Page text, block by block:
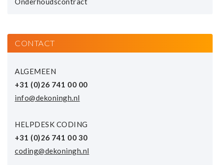
CONTACT
ALGEMEEN
+31 (0)26 741 00 00
info@dekoningh.nl
HELPDESK CODING
+31 (0)26 741 00 30
coding@dekoningh.nl